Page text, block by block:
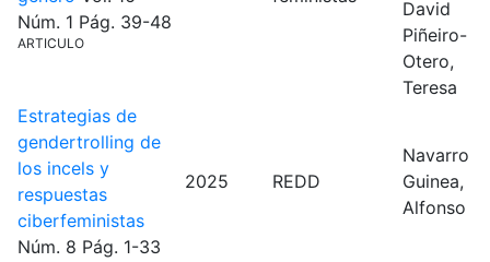
Núm. 1 Pág. 39-48
ARTICULO
David
Piñeiro-
Otero,
Teresa
Estrategias de
gendertrolling de
los incels y
respuestas
ciberfeministas
Núm. 8 Pág. 1-33
2025 REDD
Navarro
Guinea,
Alfonso